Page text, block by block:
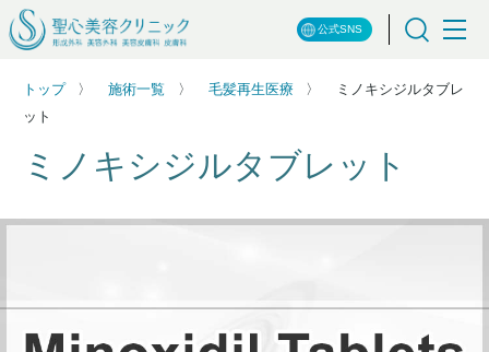
公式SNS
トップ 施術一覧 毛髪再生医療
ミノキシジルタブレ
ット
ミノキシジルタブレット